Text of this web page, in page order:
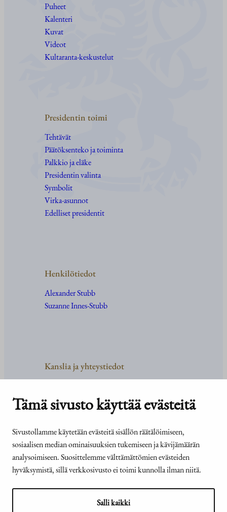
Tämä sivusto käyttää evästeitä
Sivustollamme käytetään evästeitä sisällön räätälöimiseen,
sosiaalisen median ominaisuuksien tukemiseen ja kävijämäärän
analysoimiseen. Suosittelemme välttämättömien evästeiden
hyväksymistä, sillä verkkosivusto ei toimi kunnolla ilman niitä.
Salli kaikki
Puheet
Kalenteri
Kuvat
Videot
Kultaranta-keskustelut
Presidentin toimi
Tehtävät
Päätöksenteko ja toiminta
Palkkio ja eläke
Presidentin valinta
Symbolit
Virka-asunnot
Edelliset presidentit
Henkilötiedot
Alexander Stubb
Suzanne Innes-Stubb
Kanslia ja yhteystiedot
Tehtävät ja organisaatio
Medialle
© Tasavallan presidentin
kanslia 2026
Presidentti.fi-sivuston
saavutettavuusseloste